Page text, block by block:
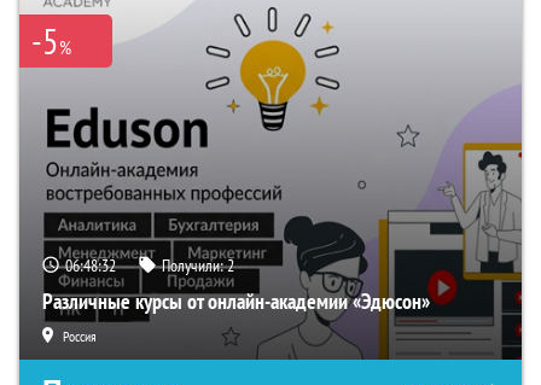
-5%
06:48:31 Получили:2
Различные курсы от онлайн-академии «Эдюсон»
Россия